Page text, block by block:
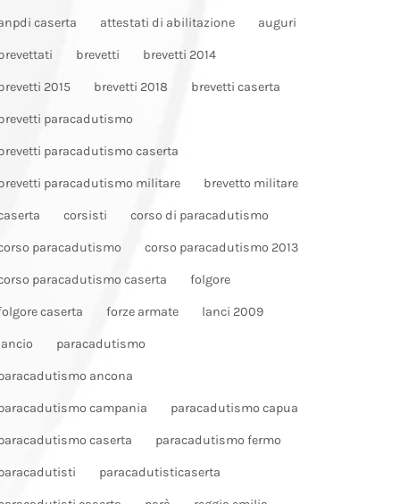
caserta attestati di abilitazione auguri
brevetti brevetti 2014
2015 brevetti 2018 brevetti caserta
paracadutismo
paracadutismo caserta
paracadutismo militare brevetto militare
corsisti corso di paracadutismo
paracadutismo corso paracadutismo 2013
paracadutismo caserta folgore
caserta forze armate lanci 2009
paracadutismo
ancona
campania paracadutismo capua
caserta paracadutismo fermo
paracadutisticaserta